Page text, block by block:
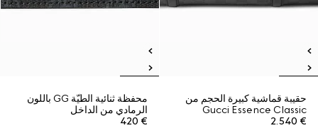
حقيبة قماشية كبيرة الحجم من
Gucci Essence Classic
€ 2.540
محفظة ثنائية الطيّة GG باللون
الرمادي من الداخل
€ 420